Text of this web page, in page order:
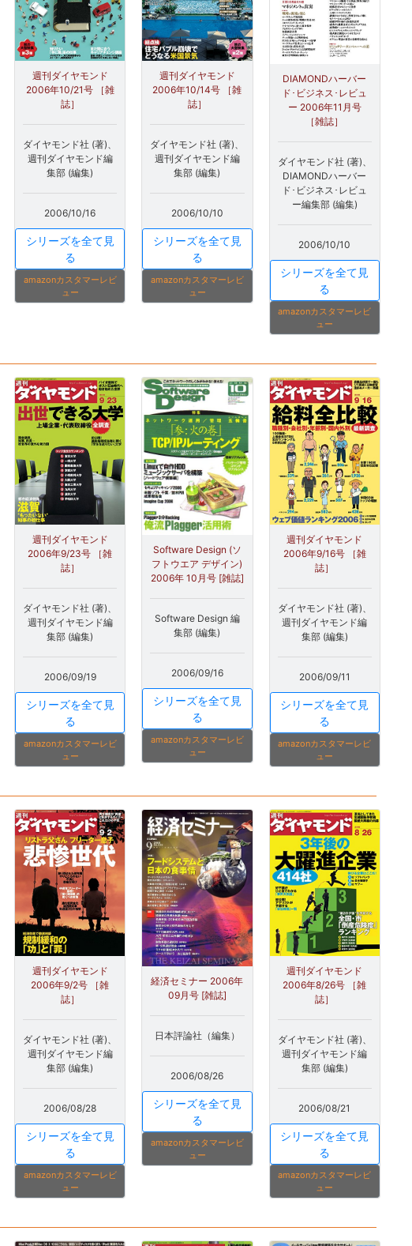
週刊ダイヤモンド
2006年10/21号 ［雑
誌］
ダイヤモンド社 (著)、
週刊ダイヤモンド編
集部 (編集)
2006/10/16
シリーズを全て見
る
amazonカスタマーレビ
ュー
週刊ダイヤモンド
2006年10/14号 ［雑
誌］
ダイヤモンド社 (著)、
週刊ダイヤモンド編
集部 (編集)
2006/10/10
シリーズを全て見
る
amazonカスタマーレビ
ュー
DIAMONDハーバー
ド･ビジネス･レビュ
ー 2006年11月号
［雑誌］
ダイヤモンド社 (著)、
DIAMONDハーバー
ド･ビジネス･レビュ
ー編集部 (編集)
2006/10/10
シリーズを全て見
る
amazonカスタマーレビ
ュー
週刊ダイヤモンド
2006年9/23号 ［雑
誌］
ダイヤモンド社 (著)、
週刊ダイヤモンド編
集部 (編集)
2006/09/19
シリーズを全て見
る
amazonカスタマーレビ
ュー
Software Design (ソ
フトウエア デザイン)
2006年 10月号 [雑誌]
Software Design 編
集部 (編集)
2006/09/16
シリーズを全て見
る
amazonカスタマーレビ
ュー
週刊ダイヤモンド
2006年9/16号 ［雑
誌］
ダイヤモンド社 (著)、
週刊ダイヤモンド編
集部 (編集)
2006/09/11
シリーズを全て見
る
amazonカスタマーレビ
ュー
週刊ダイヤモンド
2006年9/2号 ［雑
誌］
ダイヤモンド社 (著)、
週刊ダイヤモンド編
集部 (編集)
2006/08/28
シリーズを全て見
る
amazonカスタマーレビ
ュー
経済セミナー 2006年
09月号 [雑誌]
日本評論社（編集）
2006/08/26
シリーズを全て見
る
amazonカスタマーレビ
ュー
週刊ダイヤモンド
2006年8/26号 ［雑
誌］
ダイヤモンド社 (著)、
週刊ダイヤモンド編
集部 (編集)
2006/08/21
シリーズを全て見
る
amazonカスタマーレビ
ュー